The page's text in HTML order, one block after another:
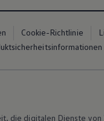
Cookie-Richtlinie
die digitalen Dienste von